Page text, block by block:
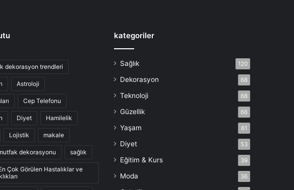
dekorasyon trendleri
Astroloji
Cep Telefonu
Diyet Hamilelik
Lojistik makale
dekorasyonu sağlık
Çok Görülen Hastalıklar ve
kategoriler
Sağlık 120
Dekorasyon 68
Teknoloji 68
Güzellik 66
Yaşam 61
Diyet 53
Eğitim & Kurs 39
Moda 36